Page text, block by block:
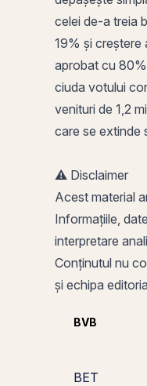
celei de-a treia
19% și creștere
aprobat cu
ciuda votului
venituri de 1,2
care se extinde
⚠️ Disclaimer
Acest material
Informațiile,
interpretare
Conținutul nu
și echipa
BVB
BET